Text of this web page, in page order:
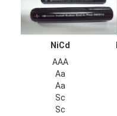
Giro della fabbrica
Controllo di qualità
Contattici
Notizie
NiCd
AAA
Aa
Aa
Sc
Sc